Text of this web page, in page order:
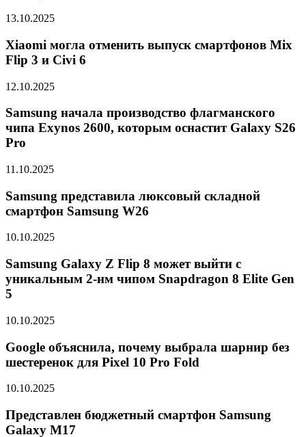
13.10.2025
Xiaomi могла отменить выпуск смартфонов Mix
Flip 3 и Civi 6
12.10.2025
Samsung начала производство флагманского
чипа Exynos 2600, которым оснастит Galaxy S26
Pro
11.10.2025
Samsung представила люксовый складной
смартфон Samsung W26
10.10.2025
Samsung Galaxy Z Flip 8 может выйти с
уникальным 2-нм чипом Snapdragon 8 Elite Gen
5
10.10.2025
Google объяснила, почему выбрала шарнир без
шестеренок для Pixel 10 Pro Fold
10.10.2025
Представлен бюджетный смартфон Samsung
Galaxy M17